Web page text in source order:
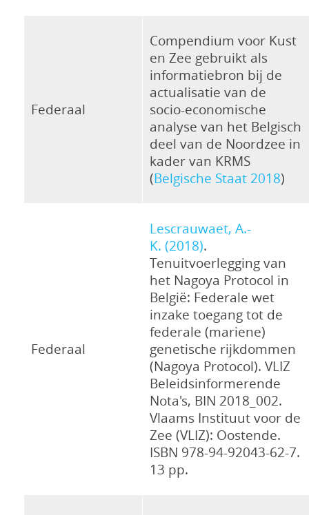
Federaal
Compendium voor Kust
en Zee gebruikt als
informatiebron bij de
actualisatie van de
socio-economische
analyse van het Belgisch
deel van de Noordzee in
kader van KRMS
(Belgische Staat 2018)
Federaal
Lescrauwaet, A.-
K. (2018).
Tenuitvoerlegging van
het Nagoya Protocol in
België: Federale wet
inzake toegang tot de
federale (mariene)
genetische rijkdommen
(Nagoya Protocol). VLIZ
Beleidsinformerende
Nota's, BIN 2018_002.
Vlaams Instituut voor de
Zee (VLIZ): Oostende.
ISBN 978-94-92043-62-7.
13 pp.